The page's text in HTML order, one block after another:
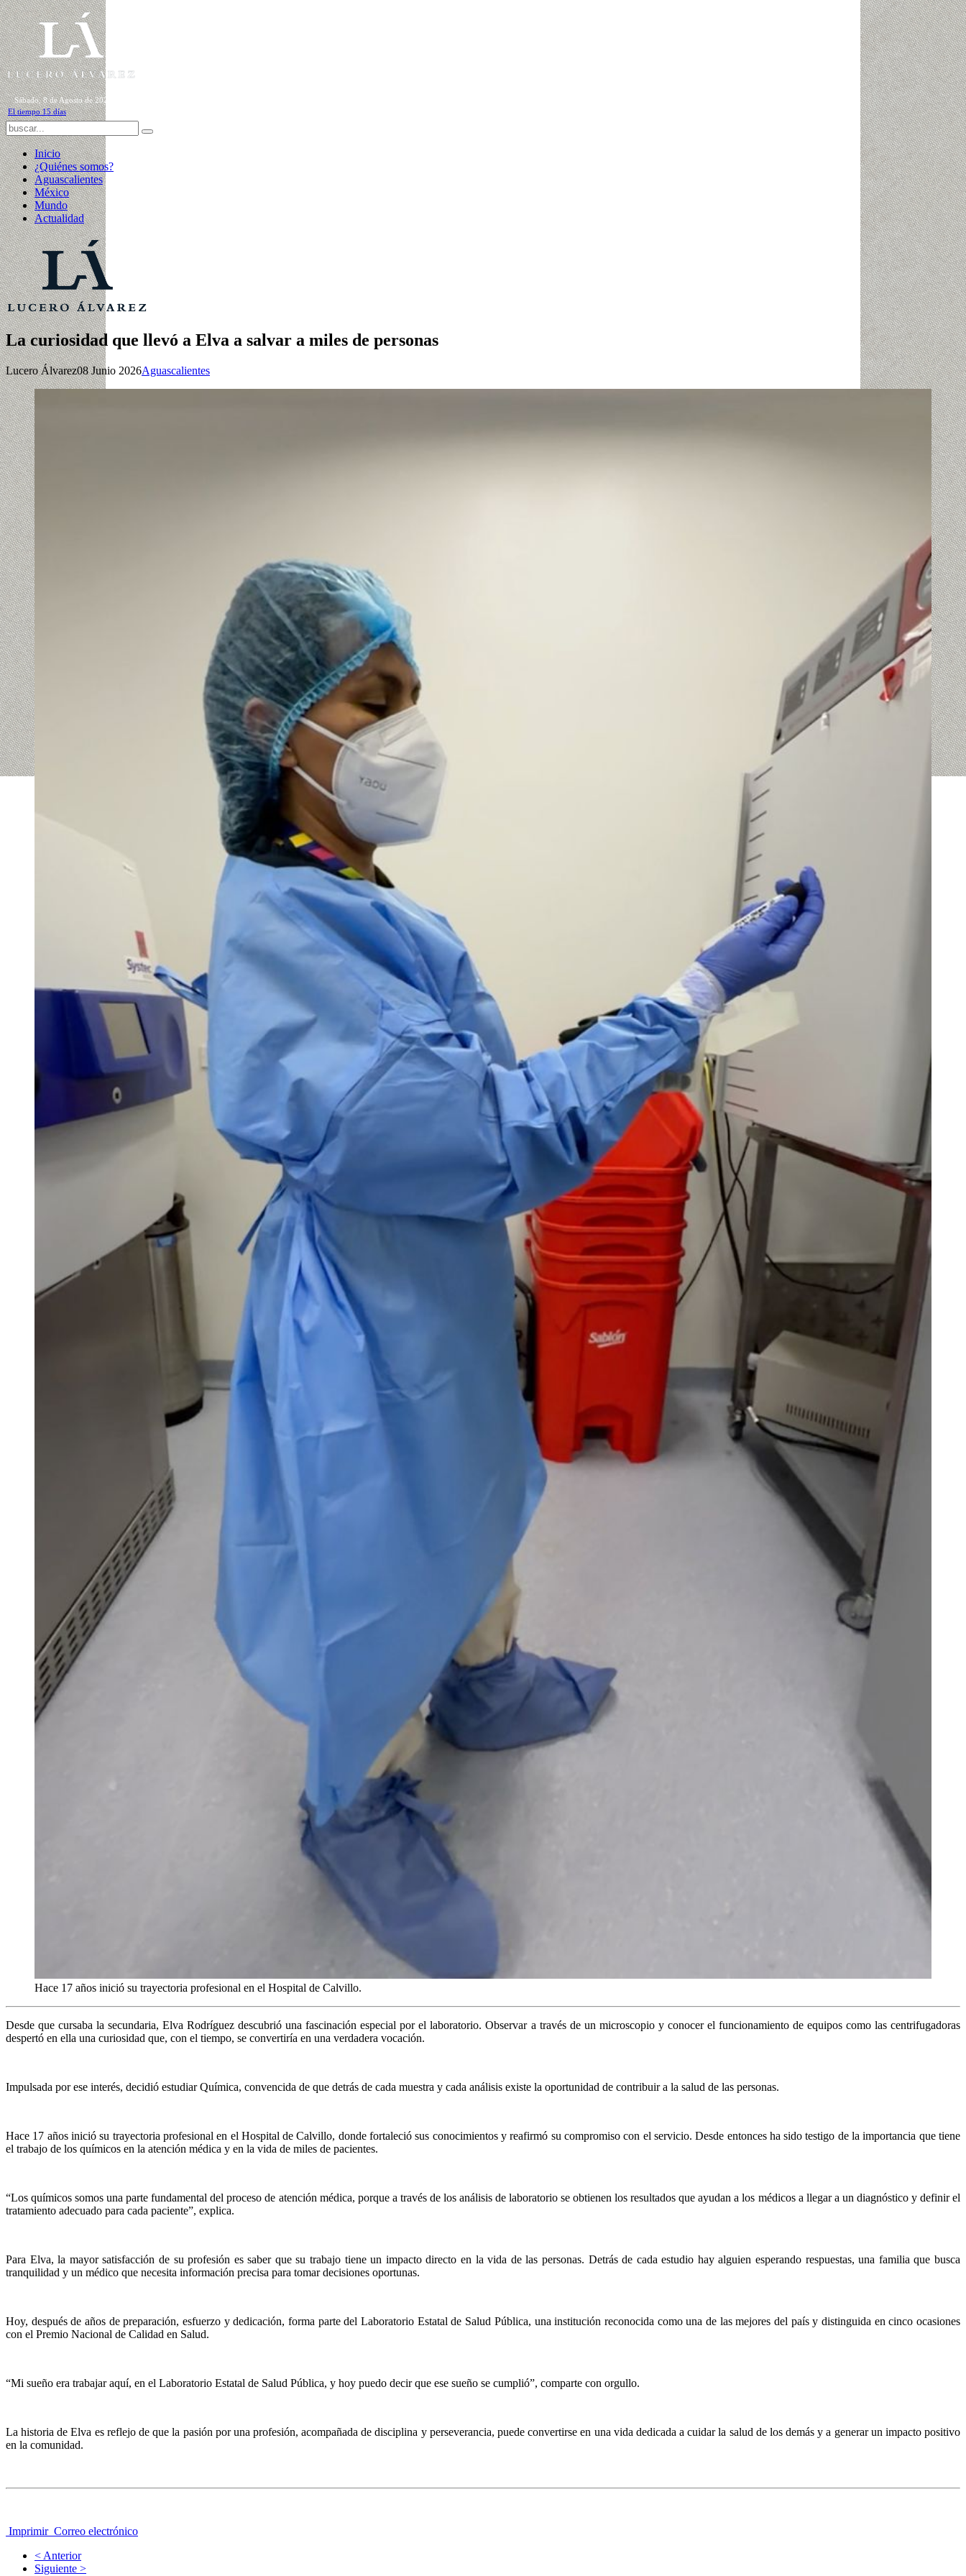
Sábado, 8 de Agosto de 2026
El tiempo 15 días
Inicio
¿Quiénes somos?
Aguascalientes
México
Mundo
Actualidad
La curiosidad que llevó a Elva a salvar a miles de personas
Lucero Álvarez08 Junio 2026Aguascalientes
Hace 17 años inició su trayectoria profesional en el Hospital de Calvillo.
Desde que cursaba la secundaria, Elva Rodríguez descubrió una fascinación especial por el laboratorio. Observar a través de un microscopio y conocer el funcionamiento de equipos como las centrifugadoras
despertó en ella una curiosidad que, con el tiempo, se convertiría en una verdadera vocación.
Impulsada por ese interés, decidió estudiar Química, convencida de que detrás de cada muestra y cada análisis existe la oportunidad de contribuir a la salud de las personas.
Hace 17 años inició su trayectoria profesional en el Hospital de Calvillo, donde fortaleció sus conocimientos y reafirmó su compromiso con el servicio. Desde entonces ha sido testigo de la importancia que tiene
el trabajo de los químicos en la atención médica y en la vida de miles de pacientes.
“Los químicos somos una parte fundamental del proceso de atención médica, porque a través de los análisis de laboratorio se obtienen los resultados que ayudan a los médicos a llegar a un diagnóstico y definir el
tratamiento adecuado para cada paciente”, explica.
Para Elva, la mayor satisfacción de su profesión es saber que su trabajo tiene un impacto directo en la vida de las personas. Detrás de cada estudio hay alguien esperando respuestas, una familia que busca
tranquilidad y un médico que necesita información precisa para tomar decisiones oportunas.
Hoy, después de años de preparación, esfuerzo y dedicación, forma parte del Laboratorio Estatal de Salud Pública, una institución reconocida como una de las mejores del país y distinguida en cinco ocasiones
con el Premio Nacional de Calidad en Salud.
“Mi sueño era trabajar aquí, en el Laboratorio Estatal de Salud Pública, y hoy puedo decir que ese sueño se cumplió”, comparte con orgullo.
La historia de Elva es reflejo de que la pasión por una profesión, acompañada de disciplina y perseverancia, puede convertirse en una vida dedicada a cuidar la salud de los demás y a generar un impacto positivo
en la comunidad.
Imprimir Correo electrónico
< Anterior
Siguiente >